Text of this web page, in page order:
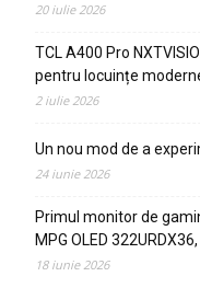
20 iulie 2026
TCL A400 Pro
pentru locuințe
2 iulie 2026
Un nou mod de a
24 iunie 2026
Primul monitor de
MPG OLED
18 iunie 2026